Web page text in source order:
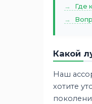
Где
Какой
Наш
хотите